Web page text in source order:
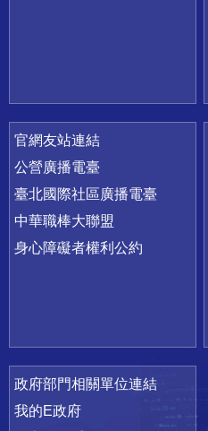
官網友站連結
公營廣播電臺
臺北國際社區廣播電臺
中華職棒大聯盟
身心障礙者權利公約
政府部門相關單位連結
我的E政府